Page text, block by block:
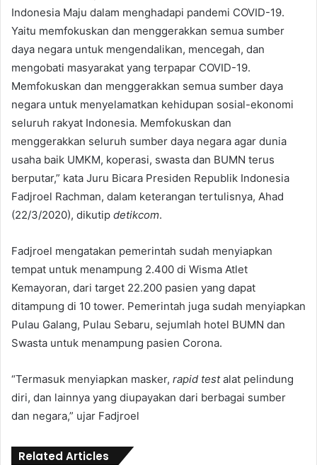
Indonesia Maju dalam menghadapi pandemi COVID-19.
Yaitu memfokuskan dan menggerakkan semua sumber
daya negara untuk mengendalikan, mencegah, dan
mengobati masyarakat yang terpapar COVID-19.
Memfokuskan dan menggerakkan semua sumber daya
negara untuk menyelamatkan kehidupan sosial-ekonomi
seluruh rakyat Indonesia. Memfokuskan dan
menggerakkan seluruh sumber daya negara agar dunia
usaha baik UMKM, koperasi, swasta dan BUMN terus
berputar,” kata Juru Bicara Presiden Republik Indonesia
Fadjroel Rachman, dalam keterangan tertulisnya, Ahad
(22/3/2020), dikutip detikcom.
Fadjroel mengatakan pemerintah sudah menyiapkan
tempat untuk menampung 2.400 di Wisma Atlet
Kemayoran, dari target 22.200 pasien yang dapat
ditampung di 10 tower. Pemerintah juga sudah menyiapkan
Pulau Galang, Pulau Sebaru, sejumlah hotel BUMN dan
Swasta untuk menampung pasien Corona.
“Termasuk menyiapkan masker, rapid testalat pelindung
diri, dan lainnya yang diupayakan dari berbagai sumber
dan negara,” ujar Fadjroel
Related Articles